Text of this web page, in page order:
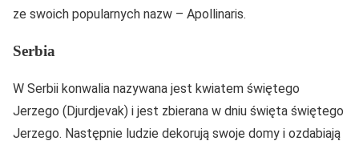
ze swoich popularnych nazw – Apollinaris.
Serbia
W Serbii konwalia nazywana jest kwiatem świętego
Jerzego (Djurdjevak) i jest zbierana w dniu święta świętego
Jerzego. Następnie ludzie dekorują swoje domy i ozdabiają